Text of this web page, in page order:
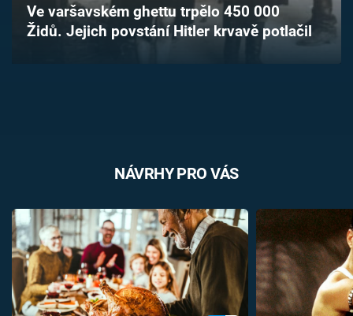
Sledujte prima+
Ve varšavském ghettu trpělo 450 000
Židů. Jejich povstání Hitler krvavě potlačil
NÁVRHY PRO VÁS